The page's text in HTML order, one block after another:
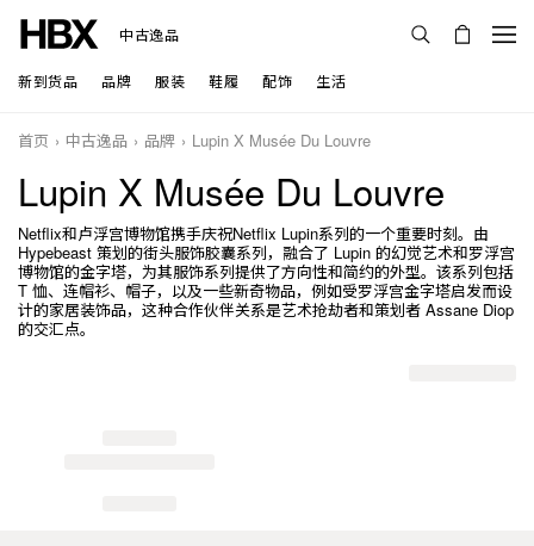
中古逸品
新到货品 品牌 服装 鞋履 配饰 生活
首页 中古逸品 品牌 Lupin X Musée Du Louvre
Lupin X Musée Du Louvre
Netflix和卢浮宫博物馆携手庆祝Netflix Lupin系列的一个重要时刻。由
Hypebeast 策划的街头服饰胶囊系列，融合了 Lupin 的幻觉艺术和罗浮宫
博物馆的金字塔，为其服饰系列提供了方向性和简约的外型。该系列包括
T 恤、连帽衫、帽子，以及一些新奇物品，例如受罗浮宫金字塔启发而设
计的家居装饰品，这种合作伙伴关系是艺术抢劫者和策划者 Assane Diop
的交汇点。